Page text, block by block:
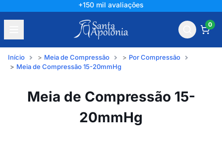
+150 mil avaliações
0
Início Meia de Compressão
Por Compressão
Meia de Compressão 15-20mmHg
Meia de Compressão 15-
20mmHg